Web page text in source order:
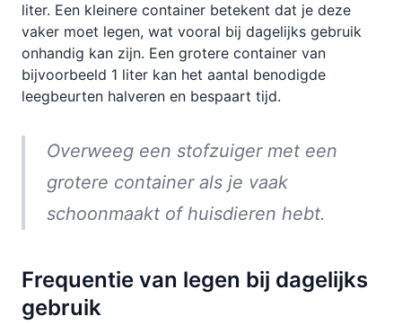
liter. Een kleinere container betekent dat je deze
vaker moet legen, wat vooral bij dagelijks gebruik
onhandig kan zijn. Een grotere container van
bijvoorbeeld 1 liter kan het aantal benodigde
leegbeurten halveren en bespaart tijd.
Overweeg een stofzuiger met een
grotere container als je vaak
schoonmaakt of huisdieren hebt.
Frequentie van legen bij dagelijks
gebruik